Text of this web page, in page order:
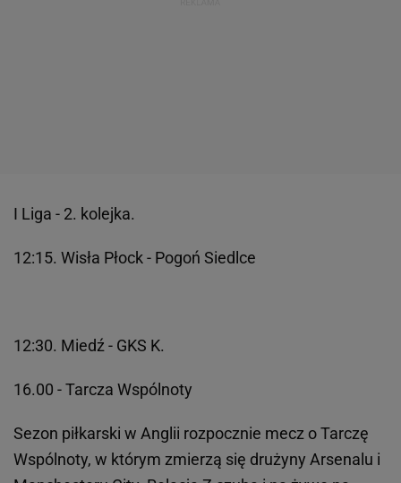
I Liga - 2. kolejka.
12:15. Wisła Płock - Pogoń Siedlce
12:30. Miedź - GKS K.
16.00 - Tarcza Wspólnoty
Sezon piłkarski w Anglii rozpocznie mecz o Tarczę
Wspólnoty, w którym zmierzą się drużyny Arsenalu i